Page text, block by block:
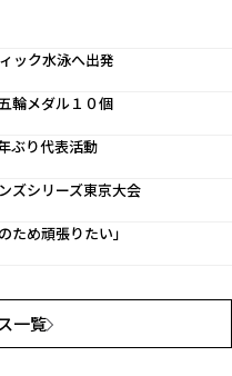
ック水泳へ出発
輪メダル１０個
ぶり代表活動
ズシリーズ東京大会
ため頑張りたい」
一覧